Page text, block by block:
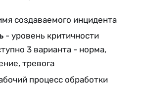
создаваемого инцидента
- уровень критичности
3 варианта - норма,
тревога
процесс обработки